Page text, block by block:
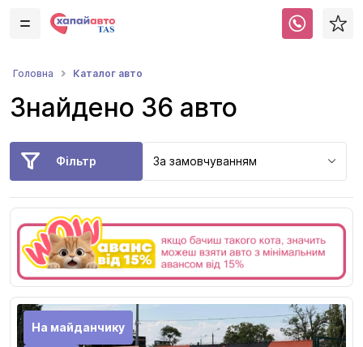
Головна Каталог авто
Знайдено 36 авто
Фільтр За замовчуванням
На майданчику